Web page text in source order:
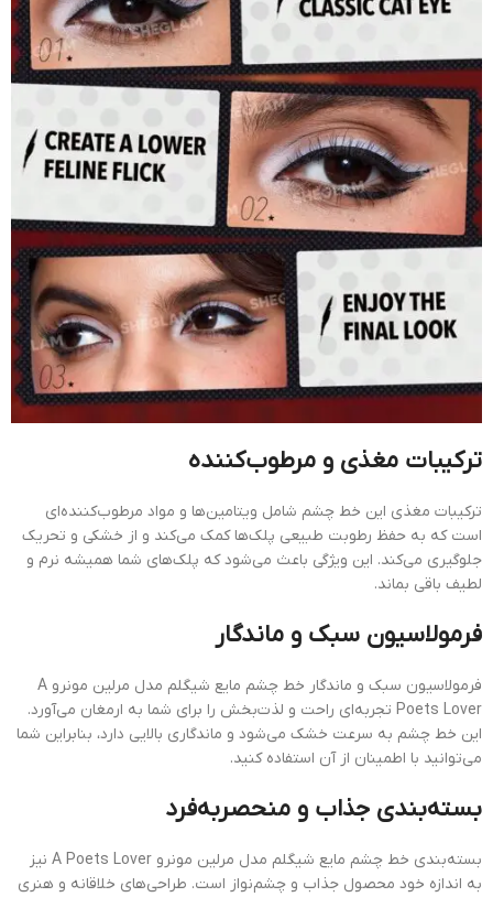
ترکیبات مغذی و مرطوب‌کننده
ترکیبات مغذی این خط چشم شامل ویتامین‌ها و مواد مرطوب‌کننده‌ای
است که به حفظ رطوبت طبیعی پلک‌ها کمک می‌کند و از خشکی و تحریک
جلوگیری می‌کند. این ویژگی باعث می‌شود که پلک‌های شما همیشه نرم و
لطیف باقی بماند.
فرمولاسیون سبک و ماندگار
فرمولاسیون سبک و ماندگار خط چشم مایع شیگلم مدل مرلین مونرو A
Poets Lover تجربه‌ای راحت و لذت‌بخش را برای شما به ارمغان می‌آورد.
این خط چشم به سرعت خشک می‌شود و ماندگاری بالایی دارد، بنابراین شما
می‌توانید با اطمینان از آن استفاده کنید.
بسته‌بندی جذاب و منحصربه‌فرد
بسته‌بندی خط چشم مایع شیگلم مدل مرلین مونرو A Poets Lover نیز
به اندازه خود محصول جذاب و چشم‌نواز است. طراحی‌های خلاقانه و هنری